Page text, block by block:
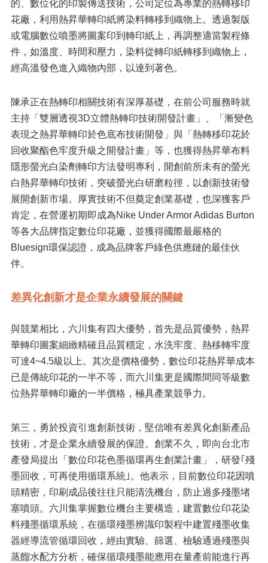
的、數位化的印製傳送技術，公司定位為專業的熱轉移印
花廠，利用熱昇華轉印紙將染料轉移到織物上。透過製版
或電腦數位噴墨將圖案印到轉印紙上，再調整適當製程條
件，如溫度、時間和壓力，染料從轉印紙轉移到織物上，
經高溫發色進入織物內部，以達到著色。
陳承正在熱轉印相關技術有深厚基礎，在前公司服務時就
主持「雙層透視3D立體熱轉印技術開發計畫」、「漸變色
表現之熱昇華轉印於色底布技術開發」與「熱轉移印花於
回收聚酯色牢度升級之開發計畫」等，也獲得熱昇華布料
隱形螢光白染劑轉印方法發明專利，開創前所未有的螢光
白熱昇華轉印技術，突破螢光白研磨粒徑，以創新技術發
展開創新市場。厚實技術不但奠定創業基礎，也深獲客戶
肯定，在營運初期即成為Nike Under Armor Adidas Burton
等各大品牌指定數位印花廠，並獲得國際最嚴格的
Bluesign環保認證，成為品牌客戶綠色供應鏈的最佳伙
伴。
差異化創新才是企業永續發展的關鍵
與競業相比，六川集有四大優勢，首先是品質優勢，熱昇
華轉印圖案細緻精確且品質穩定，水洗牢度、熱移轉牢度
可達4~4.5級以上。其次是價格優勢，數位印花熱昇華成本
已是傳統印花的一半不等，而六川集更是國際間同等級數
位熱昇華轉印廠的一半價格，極具產業競爭力。
第三，勇於投資引進創新技術，堅信唯有差異化創新產品
技術，才是企業永續發展的保證。創業不久，即向台北市
產發局提出「數位印花色墨循環再生創業計畫」，研發｢殘
墨回收，可再使用循環系統｣。他表示，目前數位印花因噴
頭精密，印刷成品後往往只能清洗機台，防止過多殘墨堵
塞噴頭。六川集掌握數位機台主要構造，建置數位印花染
料殘墨循環系統，在循環殘墨辨識印製程中建置殘墨收集
器經導流管循環回收，經由實驗、篩選、檢驗通過殘墨與
蒸餾水配方分析，確保循環殘墨能應用在量產前能進行再